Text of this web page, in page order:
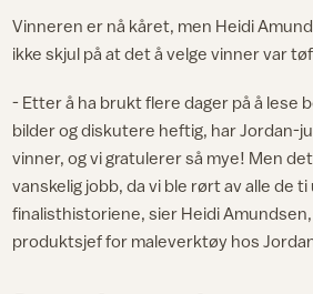
Vinneren er nå kåret, men Heidi
ikke skjul på at det å velge vinner var
- Etter å ha brukt flere dager på å lese
bilder og diskutere heftig, har Jordan-
vinner, og vi gratulerer så mye! Men
vanskelig jobb, da vi ble rørt av alle de ti
finalisthistoriene, sier Heidi
produktsjef for maleverktøy hos